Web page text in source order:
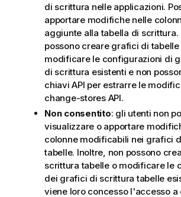
di scrittura nelle applicazioni.
apportare modifiche nelle
aggiunte alla tabella di scrittura.
possono creare grafici di
modificare le configurazioni di
di scrittura esistenti e non
chiavi API per estrarre le
change-stores API.
Non consentito: gli utenti non
visualizzare o apportare
colonne modificabili nei grafici
tabelle. Inoltre, non possono
scrittura tabelle o modificare le
dei grafici di scrittura tabelle
viene loro concesso l'accesso a